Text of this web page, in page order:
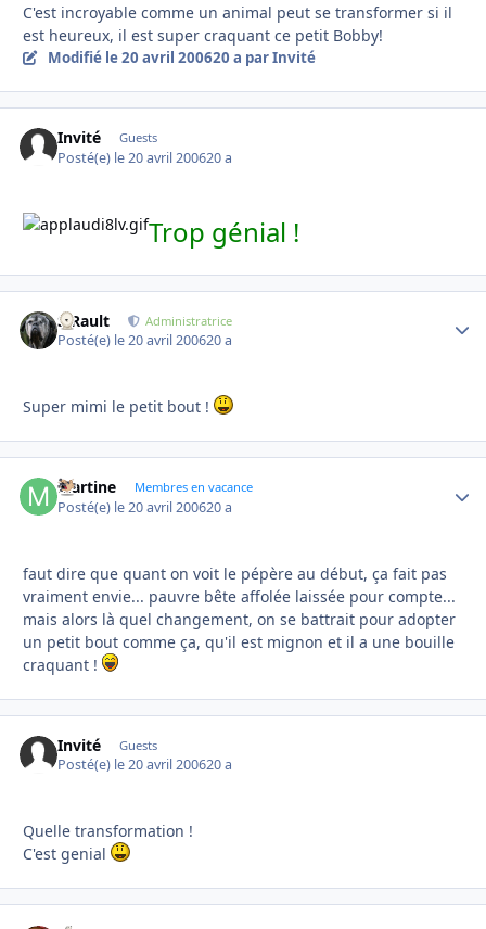
C'est incroyable comme un animal peut se transformer si il
est heureux, il est super craquant ce petit Bobby!
Modifié le 20 avril 200620 a par Invité
Invité Guests
Posté(e) le 20 avril 200620 a
Trop génial !
S.Rault Administratrice
Posté(e) le 20 avril 200620 a
Super mimi le petit bout !
Martine Membres en vacance
Posté(e) le 20 avril 200620 a
faut dire que quant on voit le pépère au début, ça fait pas
vraiment envie... pauvre bête affolée laissée pour compte...
mais alors là quel changement, on se battrait pour adopter
un petit bout comme ça, qu'il est mignon et il a une bouille
craquant !
Invité Guests
Posté(e) le 20 avril 200620 a
Quelle transformation !
C'est genial